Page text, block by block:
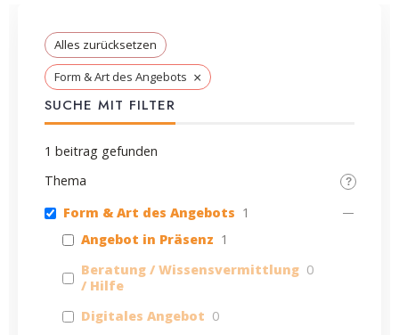
Alles zurücksetzen
Form & Art des Angebots ×
SUCHE MIT FILTER
1 beitrag gefunden
Thema
Form & Art des Angebots 1
Angebot in Präsenz 1
Beratung / Wissensvermittlung
/ Hilfe
0
Digitales Angebot 0